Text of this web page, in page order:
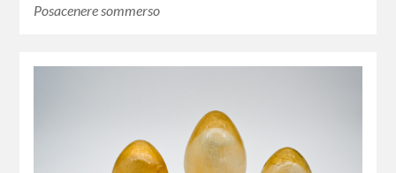
Posacenere sommerso